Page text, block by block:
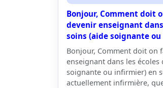
Bonjour, Comment doit
devenir enseignant
soins (aide soignante ou
Bonjour, Comment doit on
enseignant dans les écoles
soignante ou infirmier) en
actuellement infirmière,